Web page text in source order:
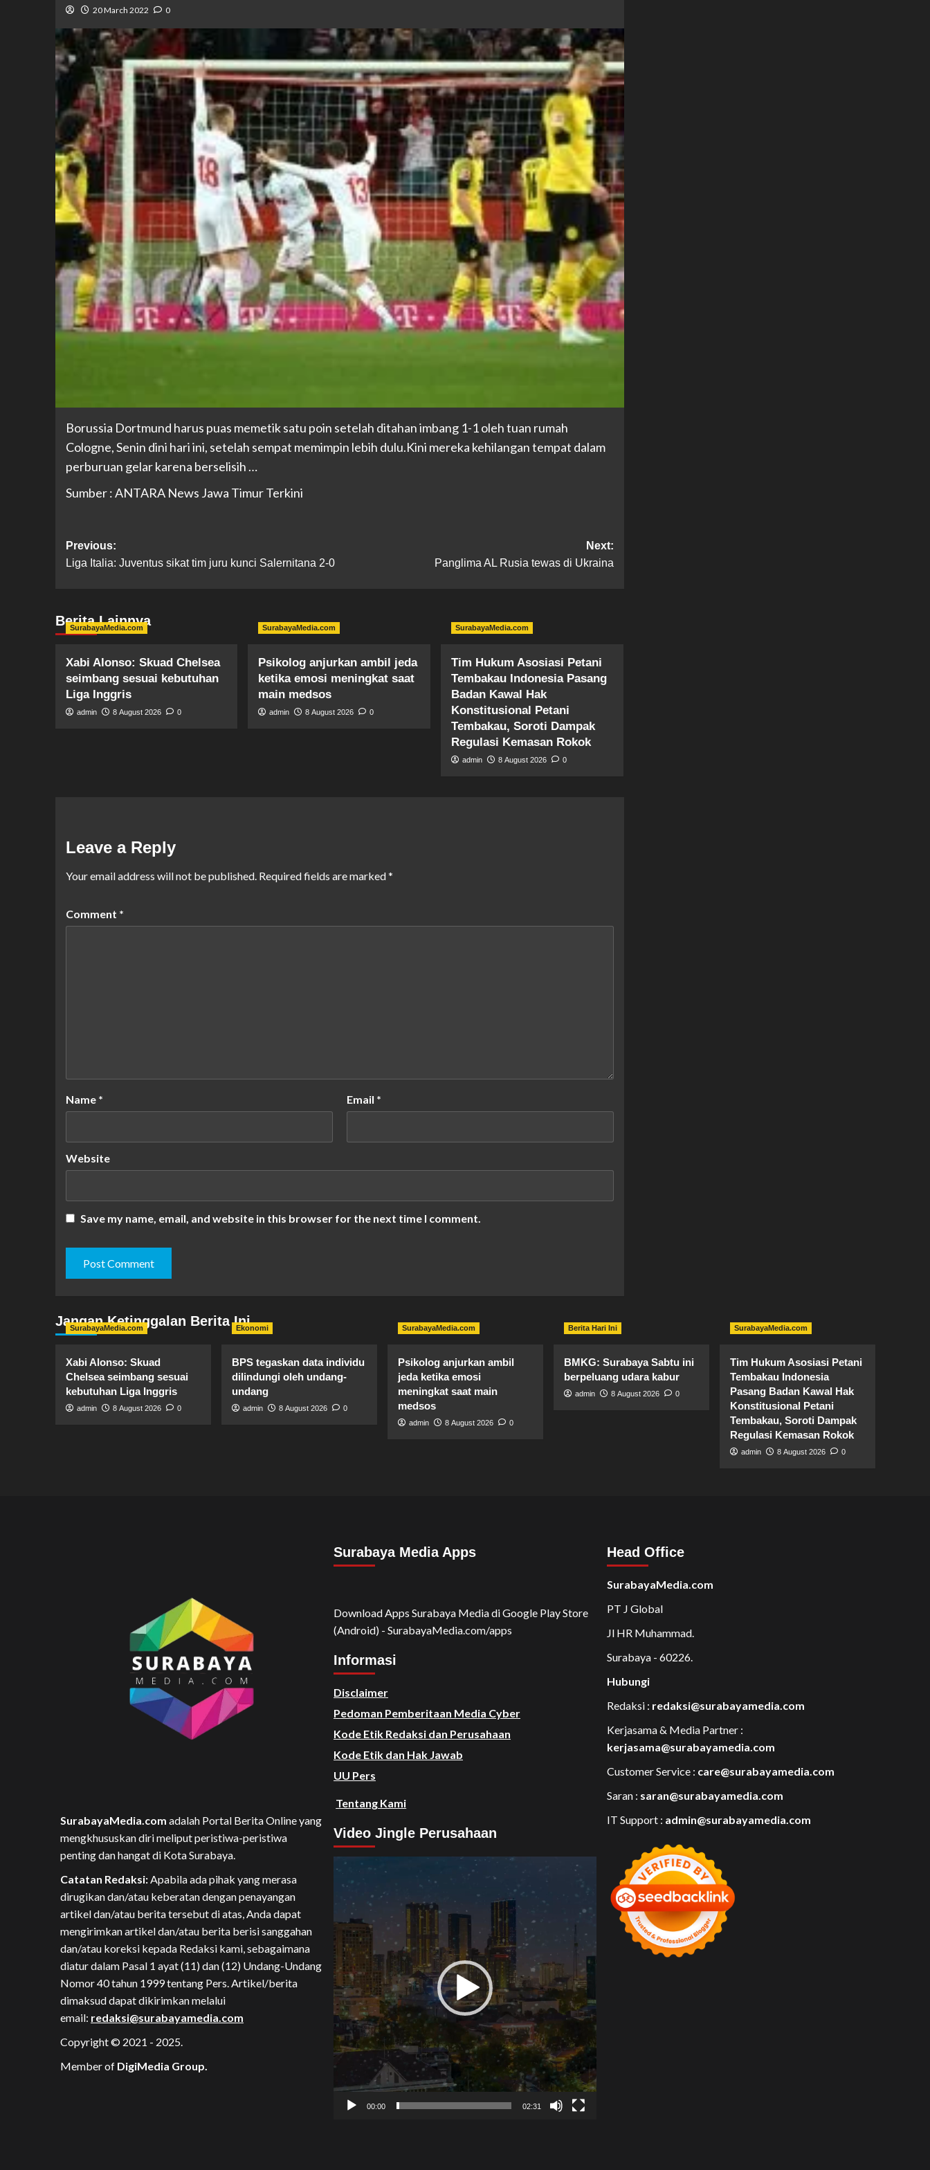
20 March 2022 0
Borussia Dortmund harus puas memetik satu poin setelah ditahan imbang 1-1 oleh tuan rumah
Cologne, Senin dini hari ini, setelah sempat memimpin lebih dulu.Kini mereka kehilangan tempat dalam
perburuan gelar karena berselisih …
Sumber : ANTARA News Jawa Timur Terkini
Previous:
Liga Italia: Juventus sikat tim juru kunci Salernitana 2-0
Next:
Panglima AL Rusia tewas di Ukraina
Berita Lainnya
SurabayaMedia.com
Xabi Alonso: Skuad Chelsea
seimbang sesuai kebutuhan
Liga Inggris
admin 8 August 2026 0
SurabayaMedia.com
Psikolog anjurkan ambil jeda
ketika emosi meningkat saat
main medsos
admin 8 August 2026 0
SurabayaMedia.com
Tim Hukum ​Asosiasi Petani
Tembakau Indonesia Pasang
Badan Kawal Hak
Konstitusional Petani
Tembakau, Soroti Dampak
Regulasi Kemasan Rokok
admin 8 August 2026 0
Leave a Reply
Your email address will not be published. Required fields are marked*
Comment *
Name * Email *
Website
Save my name, email, and website in this browser for the next time I comment.
Jangan Ketinggalan Berita Ini
SurabayaMedia.com
Xabi Alonso: Skuad
Chelsea seimbang sesuai
kebutuhan Liga Inggris
admin 8 August 2026 0
Ekonomi
BPS tegaskan data individu
dilindungi oleh undang-
undang
admin 8 August 2026 0
SurabayaMedia.com
Psikolog anjurkan ambil
jeda ketika emosi
meningkat saat main
medsos
admin 8 August 2026 0
Berita Hari Ini
BMKG: Surabaya Sabtu ini
berpeluang udara kabur
admin 8 August 2026 0
SurabayaMedia.com
Tim Hukum ​Asosiasi Petani
Tembakau Indonesia
Pasang Badan Kawal Hak
Konstitusional Petani
Tembakau, Soroti Dampak
Regulasi Kemasan Rokok
admin 8 August 2026 0
SurabayaMedia.com adalah Portal Berita Online yang
mengkhususkan diri meliput peristiwa-peristiwa
penting dan hangat di Kota Surabaya.
Catatan Redaksi:Apabila ada pihak yang merasa
dirugikan dan/atau keberatan dengan penayangan
artikel dan/atau berita tersebut di atas, Anda dapat
mengirimkan artikel dan/atau berita berisi sanggahan
dan/atau koreksi kepada Redaksi kami, sebagaimana
diatur dalam Pasal 1 ayat (11) dan (12) Undang-Undang
Nomor 40 tahun 1999 tentang Pers. Artikel/berita
dimaksud dapat dikirimkan melalui
email: redaksi@surabayamedia.com
Copyright © 2021 - 2025.
Member of DigiMedia Group.
Surabaya Media Apps
Download Apps Surabaya Media di Google Play Store
(Android) - SurabayaMedia.com/apps
Informasi
Disclaimer
Pedoman Pemberitaan Media Cyber
Kode Etik Redaksi dan Perusahaan
Kode Etik dan Hak Jawab
UU Pers
Tentang Kami
Video Jingle Perusahaan
Video
Player
00:00 02:31
Head Office
SurabayaMedia.com
PT J Global
Jl HR Muhammad.
Surabaya - 60226.
Hubungi
Redaksi : redaksi@surabayamedia.com
Kerjasama & Media Partner :
kerjasama@surabayamedia.com
Customer Service : care@surabayamedia.com
Saran : saran@surabayamedia.com
IT Support : admin@surabayamedia.com